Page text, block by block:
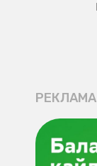
РЕКЛАМА